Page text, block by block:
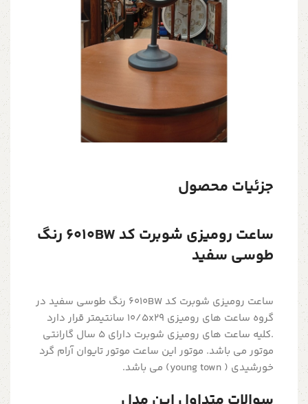
جزئیات محصول
ساعت رومیزی شوبرت کد 6010BW رنگ
طوسی سفید
ساعت رومیزی شوبرت کد 6010BW رنگ طوسی سفید در
گروه ساعت های رومیزی 10/5x29 سانتیمتر قرار دارد
.کلیه ساعت های رومیزی شوبرت دارای 5 سال گارانتی
موتور می باشد. موتور این ساعت موتور تایوان آرام گرد
خورشیدی ( young town) می باشد.